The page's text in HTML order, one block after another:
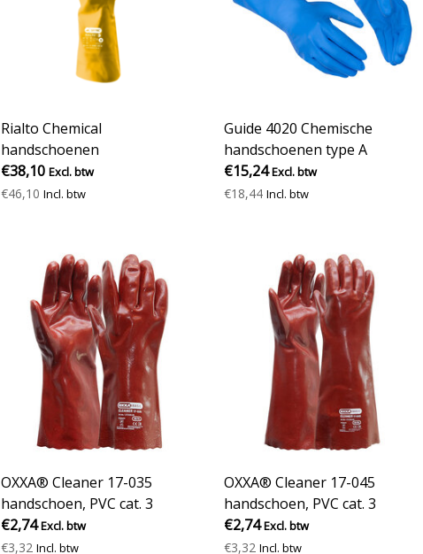
Rialto Chemical
handschoenen
€38,10 Excl. btw
€46,10 Incl. btw
Guide 4020 Chemische
handschoenen type A
€15,24 Excl. btw
€18,44 Incl. btw
OXXA® Cleaner 17-035
handschoen, PVC cat. 3
€2,74 Excl. btw
€3,32 Incl. btw
OXXA® Cleaner 17-045
handschoen, PVC cat. 3
€2,74 Excl. btw
€3,32 Incl. btw